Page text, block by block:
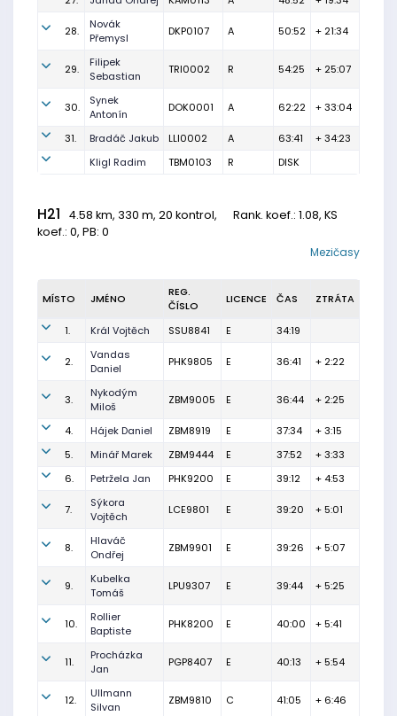
28.
Novák
Přemysl
DKP0107 A 50:52 + 21:34
29.
Filipek
Sebastian
TRI0002 R 54:25 + 25:07
30.
Synek
Antonín
DOK0001 A 62:22 + 33:04
31. Bradáč Jakub LLI0002 A 63:41
+ 34:23
Kligl Radim
TBM0103 R DISK
H21 4.58 km, 330 m, 20 kontrol, Rank. koef.: 1.08, KS
koef.: 0, PB: 0
Mezičasy
MÍSTO JMÉNO
REG.
ČÍSLO
LICENCE ČAS ZTRÁTA
1. Král Vojtěch SSU8841 E 34:19
2.
Vandas
Daniel
PHK9805 E 36:41 + 2:22
3.
Nykodým
Miloš
ZBM9005 E 36:44 + 2:25
4. Hájek Daniel ZBM8919 E 37:34
+ 3:15
5.
Minář Marek ZBM9444 E 37:52
+ 3:33
6.
Petržela Jan PHK9200 E 39:12 + 4:53
7.
Sýkora
Vojtěch
LCE9801 E 39:20 + 5:01
8.
Hlaváč
Ondřej
ZBM9901 E 39:26 + 5:07
9.
Kubelka
Tomáš
LPU9307 E 39:44 + 5:25
10.
Rollier
Baptiste
PHK8200 E 40:00 + 5:41
11.
Procházka
Jan
PGP8407 E 40:13 + 5:54
12.
Ullmann
Silvan
ZBM9810 C 41:05 + 6:46